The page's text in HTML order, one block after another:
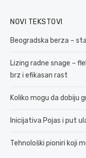
NOVI TEKSTOVI
Beogradska berza –
Lizing radne snage –
brz i efikasan rast
Koliko mogu da dobiju
Inicijativa Pojas i put
Tehnološki pioniri koji